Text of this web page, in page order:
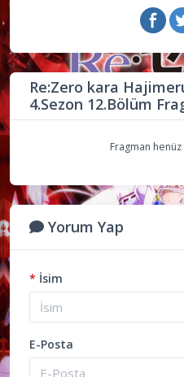
Re:Zero kara
4.Sezon 12.Bölüm
Fragman henüz
Yorum Yap
* İsim
E-Posta